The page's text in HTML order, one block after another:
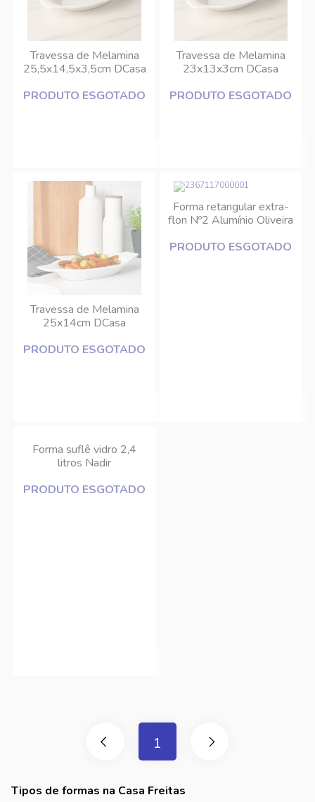
Travessa de Melamina
25,5x14,5x3,5cm DCasa
PRODUTO ESGOTADO
Travessa de Melamina
23x13x3cm DCasa
PRODUTO ESGOTADO
Travessa de Melamina
25x14cm DCasa
PRODUTO ESGOTADO
Forma retangular extra-
flon Nº2 Alumínio Oliveira
PRODUTO ESGOTADO
Forma suflê vidro 2,4
litros Nadir
PRODUTO ESGOTADO
1
Tipos de formas na Casa Freitas